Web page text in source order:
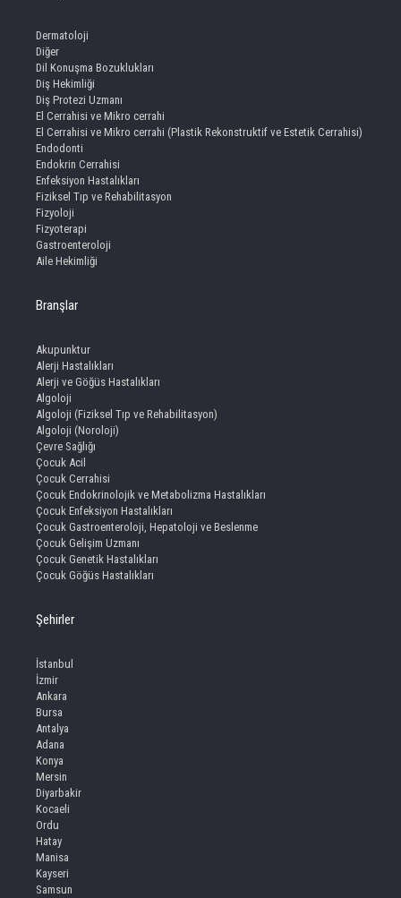
Dermatoloji
Diğer
Dil Konuşma Bozuklukları
Diş Hekimliği
Diş Protezi Uzmanı
El Cerrahisi ve Mikro cerrahi
El Cerrahisi ve Mikro cerrahi (Plastik Rekonstruktif ve Estetik Cerrahisi)
Endodonti
Endokrin Cerrahisi
Enfeksiyon Hastalıkları
Fiziksel Tıp ve Rehabilitasyon
Fizyoloji
Fizyoterapi
Gastroenteroloji
Aile Hekimliği
Branşlar
Akupunktur
Alerji Hastalıkları
Alerji ve Göğüs Hastalıkları
Algoloji
Algoloji (Fiziksel Tıp ve Rehabilitasyon)
Algoloji (Noroloji)
Çevre Sağlığı
Çocuk Acil
Çocuk Cerrahisi
Çocuk Endokrinolojik ve Metabolizma Hastalıkları
Çocuk Enfeksiyon Hastalıkları
Çocuk Gastroenteroloji, Hepatoloji ve Beslenme
Çocuk Gelişim Uzmanı
Çocuk Genetik Hastalıkları
Çocuk Göğüs Hastalıkları
Şehirler
İstanbul
İzmir
Ankara
Bursa
Antalya
Adana
Konya
Mersin
Diyarbakir
Kocaeli
Ordu
Hatay
Manisa
Kayseri
Samsun